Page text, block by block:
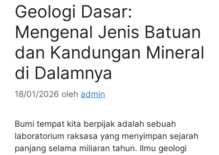
Geologi Dasar:
Mengenal Jenis Batuan
dan Kandungan Mineral
di Dalamnya
18/01/2026 oleh admin
Bumi tempat kita berpijak adalah sebuah
laboratorium raksasa yang menyimpan sejarah
panjang selama miliaran tahun. Ilmu geologi